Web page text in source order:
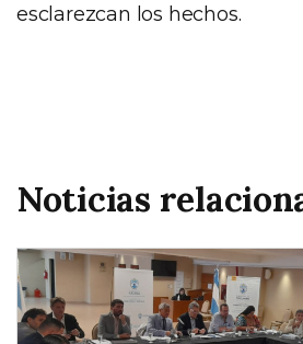
esclarezcan los hechos.
Noticias